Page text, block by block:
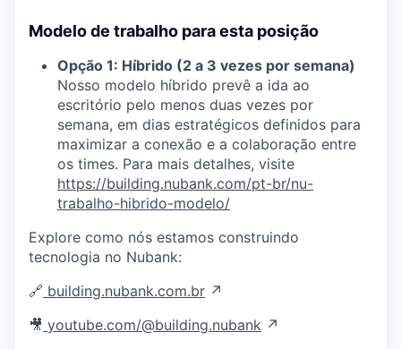
Modelo de trabalho para esta posição
Opção 1: Híbrido (2 a 3 vezes por semana)
Nosso modelo híbrido prevê a ida ao
escritório pelo menos duas vezes por
semana, em dias estratégicos definidos para
maximizar a conexão e a colaboração entre
os times. Para mais detalhes, visite
https://building.nubank.com/pt-br/nu-
trabalho-hibrido-modelo/
Explore como nós estamos construindo
tecnologia no Nubank:
🔗 building.nubank.com.br ↗
🎥 youtube.com/@building.nubank ↗